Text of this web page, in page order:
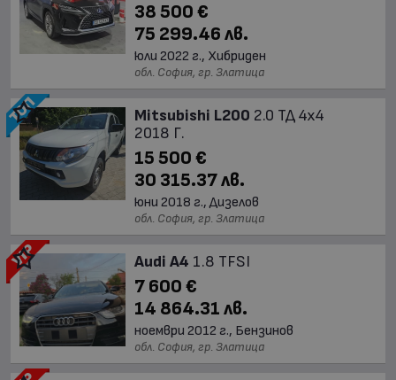
38 500 €
75 299.46 лв.
юли 2022 г., Хибриден
обл. София, гр. Златица
Mitsubishi L200 2.0 ТД 4х4
2018 Г.
15 500 €
30 315.37 лв.
юни 2018 г., Дизелов
обл. София, гр. Златица
Audi A4 1.8 TFSI
7 600 €
14 864.31 лв.
ноември 2012 г., Бензинов
обл. София, гр. Златица